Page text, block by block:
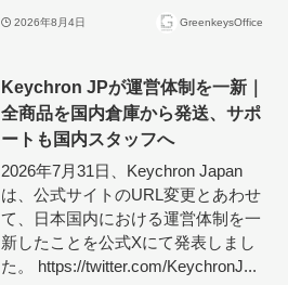
2026年8月4日 GreenkeysOffice
Keychron JPが運営体制を一新｜
全商品を国内倉庫から発送、サポ
ートも国内スタッフへ
2026年7月31日、Keychron Japan
は、公式サイトのURL変更とあわせ
て、日本国内における運営体制を一
新したことを公式Xにて発表しまし
た。 https://twitter.com/KeychronJ...